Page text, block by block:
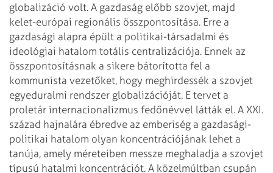
globalizáció volt. A gazdaság előbb szovjet, majd
kelet-európai regionális összpontosítása. Erre a
gazdasági alapra épült a politikai-társadalmi és
ideológiai hatalom totális centralizációja. Ennek az
összpontosításnak a sikere bátorította fel a
kommunista vezetőket, hogy meghirdessék a szovjet
egyeduralmi rendszer globalizációját. E tervet a
proletár internacionalizmus fedőnévvel látták el. A XXI.
század hajnalára ébredve az emberiség a gazdasági-
politikai hatalom olyan koncentrációjának lehet a
tanúja, amely méreteiben messze meghaladja a szovjet
típusú hatalmi koncentrációt. A közelmúltban csupán